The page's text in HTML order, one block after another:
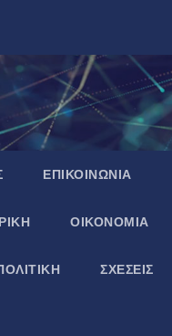
ΕΠΙΚΟΙΝΩΝΙΑ
ΟΙΚΟΝΟΜΙΑ
ΣΧΕΣΕΙΣ